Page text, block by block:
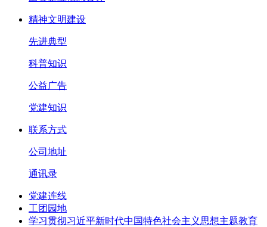
精神文明建设
先进典型
科普知识
公益广告
党建知识
联系方式
公司地址
通讯录
党建连线
工团园地
学习贯彻习近平新时代中国特色社会主义思想主题教育